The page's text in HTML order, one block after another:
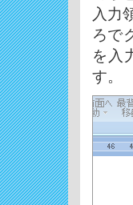
入力
ろで
を入
す。